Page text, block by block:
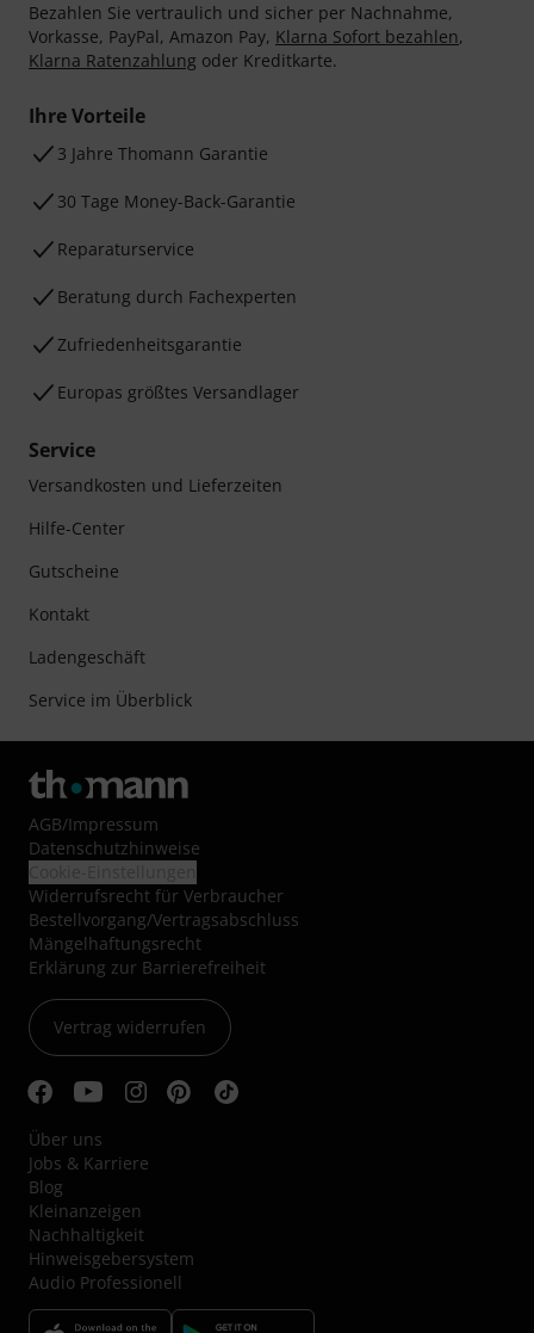
Bezahlen Sie vertraulich und sicher per Nachnahme,
Vorkasse, PayPal, Amazon Pay, Klarna Sofort bezahlen,
Klarna Ratenzahlung oder Kreditkarte.
Ihre Vorteile
3 Jahre Thomann Garantie
30 Tage Money-Back-Garantie
Reparaturservice
Beratung durch Fachexperten
Zufriedenheitsgarantie
Europas größtes Versandlager
Service
Versandkosten und Lieferzeiten
Hilfe-Center
Gutscheine
Kontakt
Ladengeschäft
Service im Überblick
AGB/Impressum
Datenschutzhinweise
Widerrufsrecht für Verbraucher
Bestellvorgang/Vertragsabschluss
Mängelhaftungsrecht
Erklärung zur Barrierefreiheit
Vertrag widerrufen
Über uns
Jobs & Karriere
Blog
Kleinanzeigen
Nachhaltigkeit
Hinweisgebersystem
Audio Professionell